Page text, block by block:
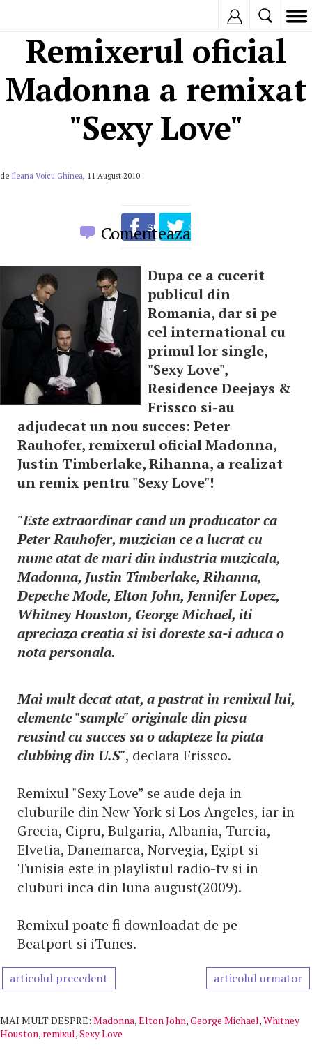
Remixerul oficial
Madonna a remixat
"Sexy Love"
de Ileana Voicu Ghinea, 11 August 2010
Comenteaza
Dupa ce a cucerit
publicul din
Romania, dar si pe
cel international cu
primul lor single,
"Sexy Love",
Residence Deejays &
Frissco si-au
adjudecat un nou succes: Peter
Rauhofer, remixerul oficial Madonna,
Justin Timberlake, Rihanna, a realizat
un remix pentru "Sexy Love"!
"Este extraordinar cand un producator ca
Peter Rauhofer, muzician ce a lucrat cu
nume atat de mari din industria muzicala,
Madonna, Justin Timberlake, Rihanna,
Depeche Mode, Elton John, Jennifer Lopez,
Whitney Houston, George Michael, iti
apreciaza creatia si isi doreste sa-i aduca o
nota personala.
Mai mult decat atat, a pastrat in remixul lui,
elemente "sample" originale din piesa
reusind cu succes sa o adapteze la piata
clubbing din U.S", declara Frissco.
Remixul "Sexy Love” se aude deja in
cluburile din New York si Los Angeles, iar in
Grecia, Cipru, Bulgaria, Albania, Turcia,
Elvetia, Danemarca, Norvegia, Egipt si
Tunisia este in playlistul radio-tv si in
cluburi inca din luna august(2009).
Remixul poate fi downloadat de pe
Beatport si iTunes.
articolul precedent articolul urmator
MAI MULT DESPRE: Madonna,Elton John,George Michael,Whitney
Houston, remixul,Sexy Love